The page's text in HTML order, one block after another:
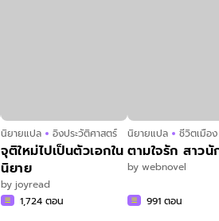
นิยายแปล อิงประวัติศาสตร์
จุติใหม่ไปเป็นตัวเอกใน
นิยาย
by joyread
1,724 ตอน
นิยายแปล ชีวิตเมือง
ตามใจรัก สาว
by webnovel
991 ตอน